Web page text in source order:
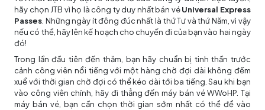
hãy chọn JTB vì họ là công ty duy nhất bán véUniversal Express
Passes. Những ngày ít đông đúc nhất là thứ Tư và thứ Năm, vì vậy
nếu có thể, hãy lên kế hoạch cho chuyến đi của bạn vào hai ngày
đó!
Trong lần đầu tiên đến thăm, bạn hãy chuẩn bị tinh thần trước
cảnh công viên nổi tiếng với một hàng chờ đợi dài không đếm
xuể với thời gian chờ đợi có thể kéo dài tới ba tiếng. Sau khi bạn
vào công viên chính, hãy đi thẳng đến máy bán vé WWoHP. Tại
máy bán vé, bạn cần chọn thời gian sớm nhất có thể để vào